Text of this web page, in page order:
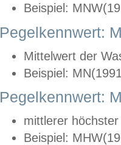
Beispiel:
Pegelkennwert:
Mittelwert der
Beispiel:
Pegelkennwert:
mittlerer
Beispiel: